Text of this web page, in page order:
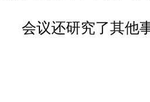
会议还研究了其他